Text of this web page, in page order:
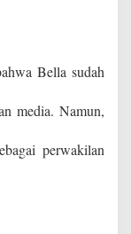
Bella sudah
media. Namun,
perwakilan